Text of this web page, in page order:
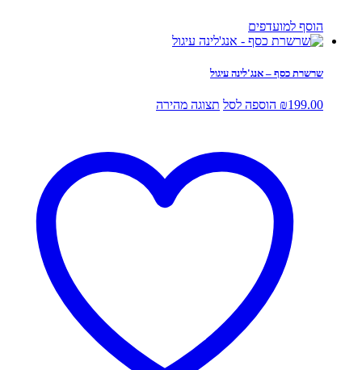
הוסף למועדפים
שרשרת כסף – אנג'לינה עיגול
₪199.00 הוספה לסל תצוגה מהירה